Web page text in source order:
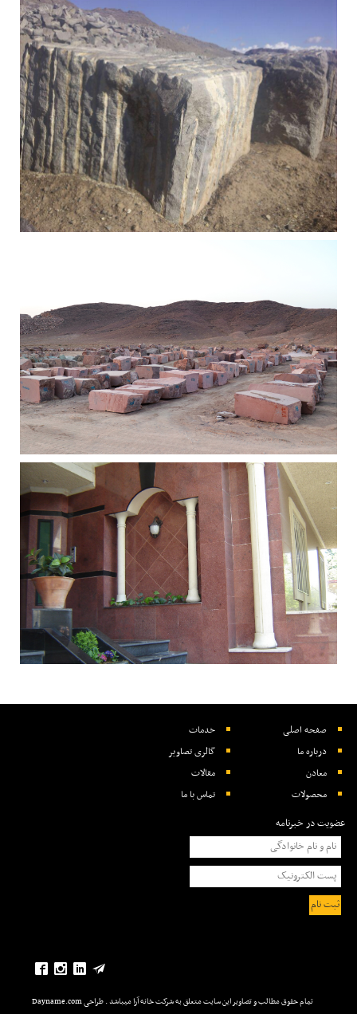
صفحه اصلی
درباره ما
معادن
محصولات
خدمات
گالری تصاویر
مقالات
تماس با ما
عضویت در خبرنامه
تمام حقوق مطالب و تصاویر این سایت متعلق به شرکت خانه آرا میباشد . طراحی Dayname.com